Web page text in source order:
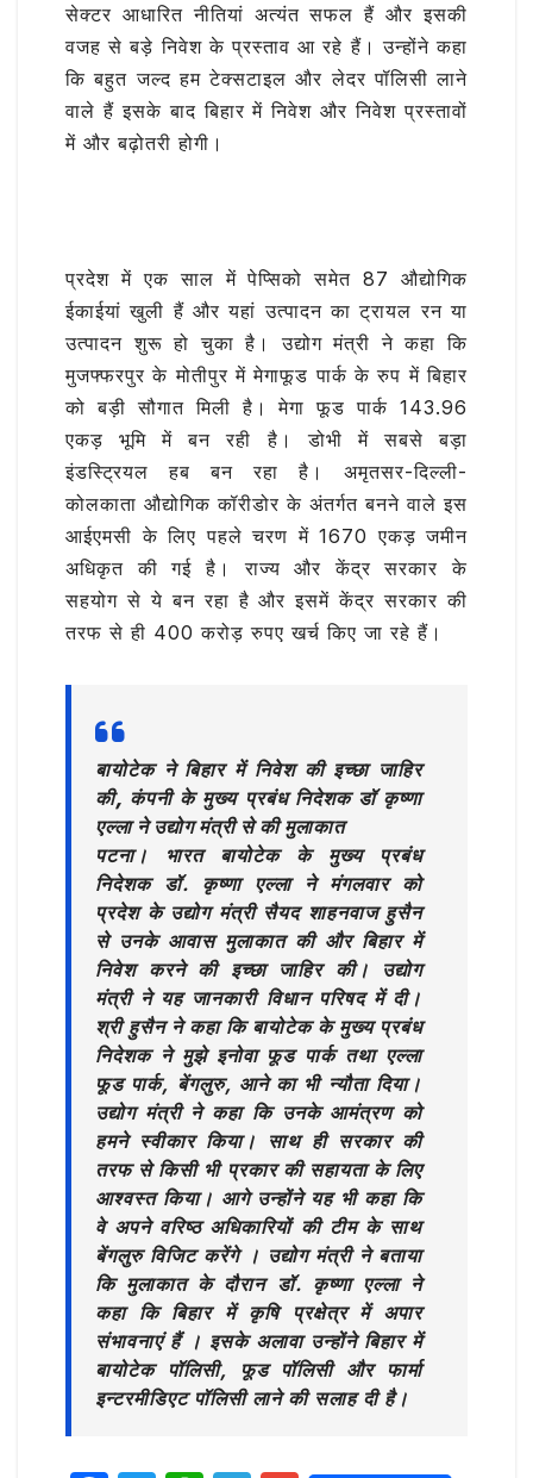
सेक्टर आधारित नीतियां अत्यंत सफल हैं और इसकी
वजह से बड़े निवेश के प्रस्ताव आ रहे हैं। उन्होंने कहा
कि बहुत जल्द हम टेक्सटाइल और लेदर पॉलिसी लाने
वाले हैं इसके बाद बिहार में निवेश और निवेश प्रस्तावों
में और बढ़ोतरी होगी।
प्रदेश में एक साल में पेप्सिको समेत 87 औद्योगिक
ईकाईयां खुली हैं और यहां उत्पादन का ट्रायल रन या
उत्पादन शुरू हो चुका है। उद्योग मंत्री ने कहा कि
मुजफ्फरपुर के मोतीपुर में मेगाफूड पार्क के रुप में बिहार
को बड़ी सौगात मिली है। मेगा फूड पार्क 143.96
एकड़ भूमि में बन रही है। डोभी में सबसे बड़ा
इंडस्ट्रियल हब बन रहा है। अमृतसर-दिल्ली-
कोलकाता औद्योगिक कॉरीडोर के अंतर्गत बनने वाले इस
आईएमसी के लिए पहले चरण में 1670 एकड़ जमीन
अधिकृत की गई है। राज्य और केंद्र सरकार के
सहयोग से ये बन रहा है और इसमें केंद्र सरकार की
तरफ से ही 400 करोड़ रुपए खर्च किए जा रहे हैं।
बायोटेक ने बिहार में निवेश की इच्छा जाहिर
की, कंपनी के मुख्य प्रबंध निदेशक डॉ कृष्णा
एल्ला ने उद्योग मंत्री से की मुलाकात
पटना। भारत बायोटेक के मुख्य प्रबंध
निदेशक डॉ. कृष्णा एल्ला ने मंगलवार को
प्रदेश के उद्योग मंत्री सैयद शाहनवाज हुसैन
से उनके आवास मुलाकात की और बिहार में
निवेश करने की इच्छा जाहिर की। उद्योग
मंत्री ने यह जानकारी विधान परिषद में दी।
श्री हुसैन ने कहा कि बायोटेक के मुख्य प्रबंध
निदेशक ने मुझे इनोवा फूड पार्क तथा एल्ला
फूड पार्क, बेंगलुरु, आने का भी न्यौता दिया।
उद्योग मंत्री ने कहा कि उनके आमंत्रण को
हमने स्वीकार किया। साथ ही सरकार की
तरफ से किसी भी प्रकार की सहायता के लिए
आश्वस्त किया। आगे उन्होंने यह भी कहा कि
वे अपने वरिष्ठ अधिकारियों की टीम के साथ
बेंगलुरु विजिट करेंगे । उद्योग मंत्री ने बताया
कि मुलाकात के दौरान डॉ. कृष्णा एल्ला ने
कहा कि बिहार में कृषि प्रक्षेत्र में अपार
संभावनाएं हैं । इसके अलावा उन्होंने बिहार में
बायोटेक पॉलिसी, फूड पॉलिसी और फार्मा
इन्टरमीडिएट पॉलिसी लाने की सलाह दी है।